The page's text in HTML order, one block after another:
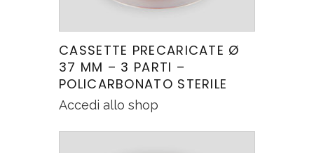
CASSETTE PRECARICATE Ø
37 MM – 3 PARTI –
POLICARBONATO STERILE
Accedi allo shop